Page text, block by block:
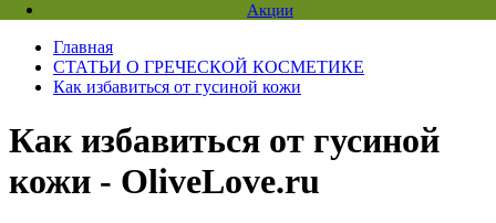
Акции
Главная
СТАТЬИ О ГРЕЧЕСКОЙ КОСМЕТИКЕ
Как избавиться от гусиной кожи
Как избавиться от гусиной
кожи - OliveLove.ru